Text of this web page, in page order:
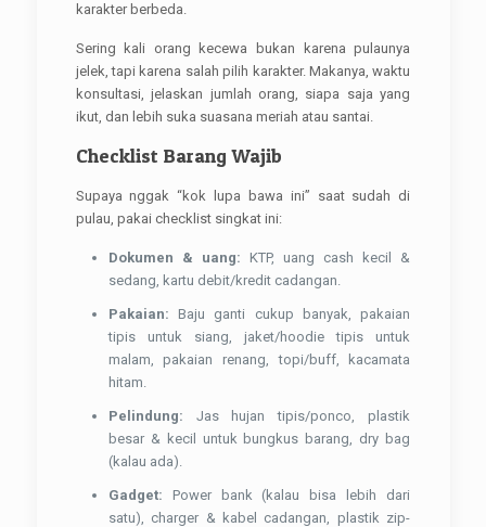
karakter berbeda.
Sering kali orang kecewa bukan karena pulaunya
jelek, tapi karena salah pilih karakter. Makanya, waktu
konsultasi, jelaskan jumlah orang, siapa saja yang
ikut, dan lebih suka suasana meriah atau santai.
Checklist Barang Wajib
Supaya nggak “kok lupa bawa ini” saat sudah di
pulau, pakai checklist singkat ini:
Dokumen & uang: KTP, uang cash kecil &
sedang, kartu debit/kredit cadangan.
Pakaian: Baju ganti cukup banyak, pakaian
tipis untuk siang, jaket/hoodie tipis untuk
malam, pakaian renang, topi/buff, kacamata
hitam.
Pelindung: Jas hujan tipis/ponco, plastik
besar & kecil untuk bungkus barang, dry bag
(kalau ada).
Gadget: Power bank (kalau bisa lebih dari
satu), charger & kabel cadangan, plastik zip-